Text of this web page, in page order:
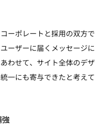
ーポレートと採用の双方で
ーザーに届くメッセージに
わせて、サイト全体のデザ
一にも寄与できたと考えて